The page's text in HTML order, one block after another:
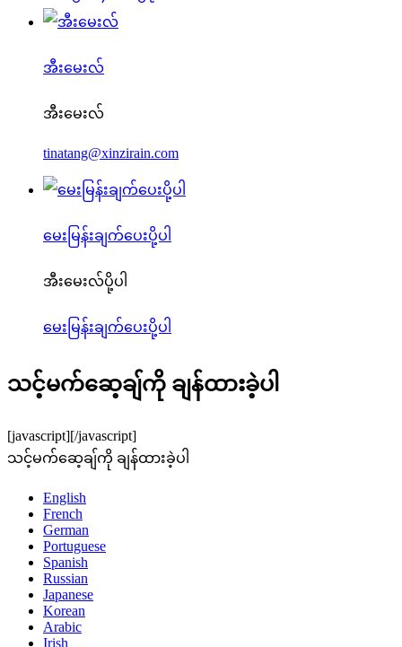
အီးမေးလ်
အီးမေးလ်
tinatang@xinzirain.com
မေးမြန်းချက်ပေးပို့ပါ
အီးမေးလ်ပို့ပါ
မေးမြန်းချက်ပေးပို့ပါ
သင့်မက်ဆေ့ချ်ကို ချန်ထားခဲ့ပါ
[javascript][/javascript]
သင့်မက်ဆေ့ချ်ကို ချန်ထားခဲ့ပါ
English
French
German
Portuguese
Spanish
Russian
Japanese
Korean
Arabic
Irish